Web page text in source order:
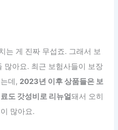
는 게 진짜 무섭죠. 그래서 보
많아요. 최근 보험사들이 보장
데, 2023년 이후 상품들은 보
도 갓성비로 리뉴얼돼서 오히
많아요.